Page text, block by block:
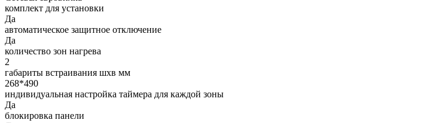
комплект для установки
Да
автоматическое защитное отключение
Да
количество зон нагрева
2
габариты встраивания шхв мм
268*490
индивидуальная настройка таймера для каждой зоны
Да
блокировка панели